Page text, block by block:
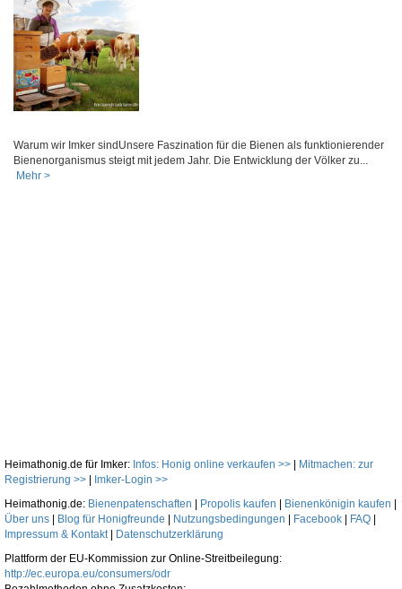
Warum wir Imker sindUnsere Faszination für die Bienen als funktionierender
Bienenorganismus steigt mit jedem Jahr. Die Entwicklung der Völker zu...
Mehr >
Heimathonig.de für Imker: Infos: Honig online verkaufen >>
Mitmachen: zur
Registrierung >>
Imker-Login >>
Heimathonig.de: Bienenpatenschaften Propolis kaufen Bienenkönigin kaufen
Über uns
Blog für Honigfreunde Nutzungsbedingungen Facebook FAQ
Impressum & Kontakt|
Datenschutzerklärung
Plattform der EU-Kommission zur Online-Streitbeilegung:
http://ec.europa.eu/consumers/odr